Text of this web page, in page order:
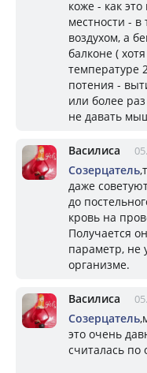
коже - как
местности - в
воздухом, а
балконе (
температуре
потения -
или более
не давать
Василиса
Созерцатель
даже
до
кровь на
Получается
параметр, не
организме.
Василиса
Созерцатель
это очень
считалась